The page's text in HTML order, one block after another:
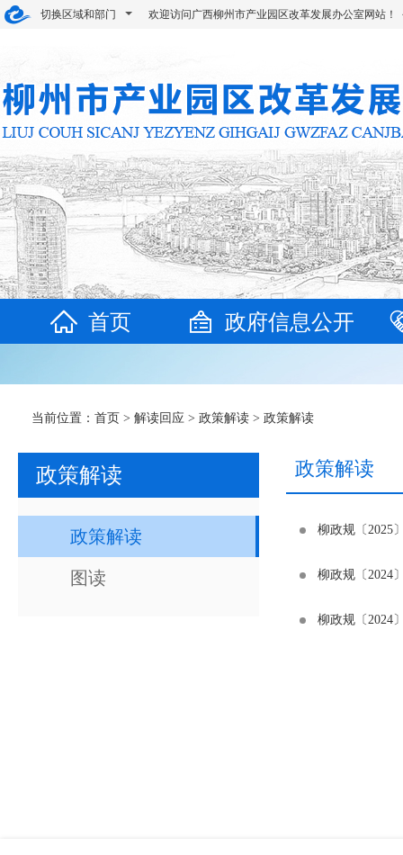
切换区域和部门 欢迎访问广西柳州市产业园区改革发展办公室网站
首页 政府信息公开
当前位置： 首页 > 解读回应 > 政策解读 > 政策解读
政策解读
政策解读
图读
政策解读
柳政规〔2025
柳政规〔2024